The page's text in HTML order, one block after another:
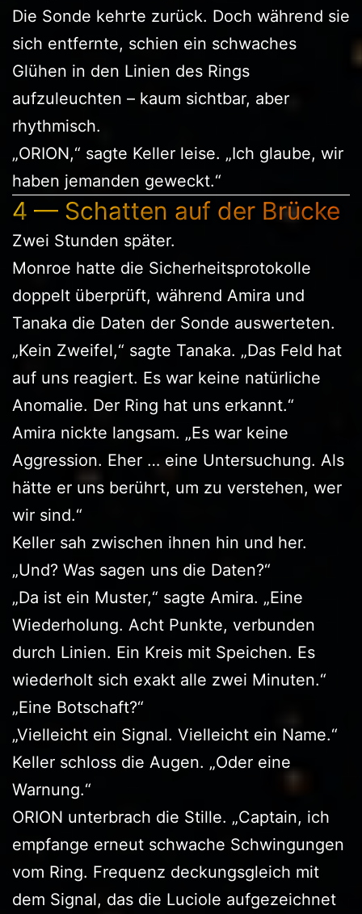
Die Sonde kehrte zurück. Doch während sie
sich entfernte, schien ein schwaches
Glühen in den Linien des Rings
aufzuleuchten – kaum sichtbar, aber
rhythmisch.
„ORION,“ sagte Keller leise. „Ich glaube, wir
haben jemanden geweckt.“
4 — Schatten auf der Brücke
Zwei Stunden später.
Monroe hatte die Sicherheitsprotokolle
doppelt überprüft, während Amira und
Tanaka die Daten der Sonde auswerteten.
„Kein Zweifel,“ sagte Tanaka. „Das Feld hat
auf uns reagiert. Es war keine natürliche
Anomalie. Der Ring hat uns erkannt.“
Amira nickte langsam. „Es war keine
Aggression. Eher … eine Untersuchung. Als
hätte er uns berührt, um zu verstehen, wer
wir sind.“
Keller sah zwischen ihnen hin und her.
„Und? Was sagen uns die Daten?“
„Da ist ein Muster,“ sagte Amira. „Eine
Wiederholung. Acht Punkte, verbunden
durch Linien. Ein Kreis mit Speichen. Es
wiederholt sich exakt alle zwei Minuten.“
„Eine Botschaft?“
„Vielleicht ein Signal. Vielleicht ein Name.“
Keller schloss die Augen. „Oder eine
Warnung.“
ORION unterbrach die Stille. „Captain, ich
empfange erneut schwache Schwingungen
vom Ring. Frequenz deckungsgleich mit
dem Signal, das die Luciole aufgezeichnet